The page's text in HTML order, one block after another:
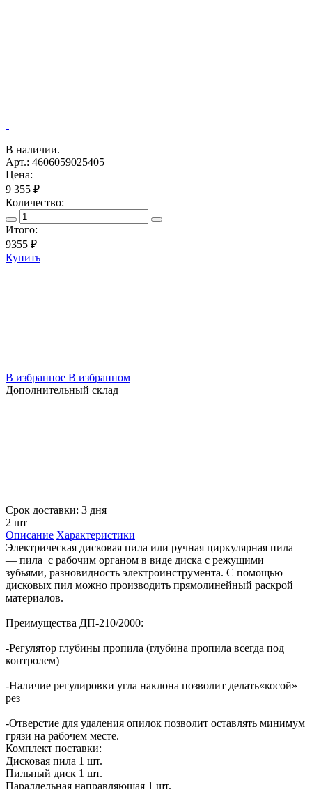
В наличии.
Арт.: 4606059025405
Цена:
9 355 ₽
Количество:
Итого:
9355 ₽
Купить
В избранное В избранном
Дополнительный склад
Срок доставки: 3 дня
2 шт
Описание Характеристики
Электрическая дисковая пила или ручная циркулярная пила
— пила с рабочим органом в виде диска с режущими
зубьями, разновидность электроинструмента. С помощью
дисковых пил можно производить прямолинейный раскрой
материалов.
Преимущества ДП-210/2000:
-Регулятор глубины пропила (глубина пропила всегда под
контролем)
-Наличие регулировки угла наклона позволит делать«косой»
рез
-Отверстие для удаления опилок позволит оставлять минимум
грязи на рабочем месте.
Комплект поставки:
Дисковая пила 1 шт.
Пильный диск 1 шт.
Параллельная направляющая 1 шт.